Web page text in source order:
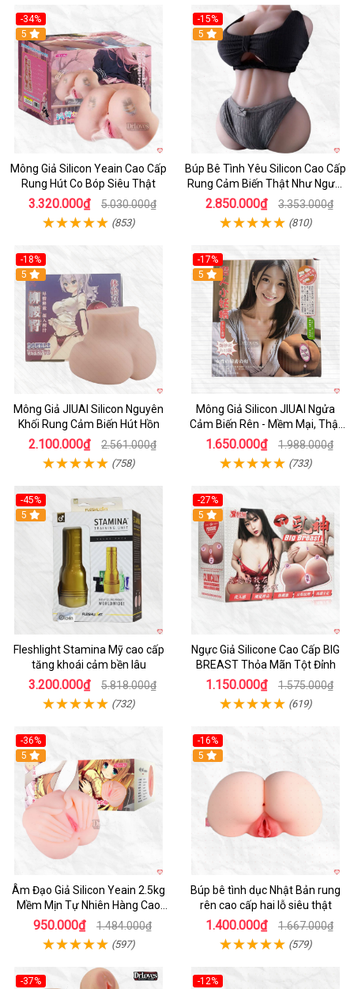
-34%
Hot
5
Mông Giả Silicon Yeain Cao Cấp
Rung Hút Co Bóp Siêu Thật
3.320.000₫ 5.030.000₫
(853)
-15%
5
Búp Bê Tình Yêu Silicon Cao Cấp
Rung Cảm Biến Thật Như Người
Mua
2.850.000₫ 3.353.000₫
(810)
-18%
5
Mông Giả JIUAI Silicon Nguyên
Khối Rung Cảm Biến Hút Hồn
2.100.000₫ 2.561.000₫
(758)
-17%
Hot
5
Mông Giả Silicon JIUAI Ngửa
Cảm Biến Rên - Mềm Mại, Thật
Như Thật
1.650.000₫ 1.988.000₫
(733)
-45%
Hot
5
Fleshlight Stamina Mỹ cao cấp
tăng khoái cảm bền lâu
3.200.000₫ 5.818.000₫
(732)
-27%
5
Ngực Giả Silicone Cao Cấp BIG
BREAST Thỏa Mãn Tột Đỉnh
1.150.000₫ 1.575.000₫
(619)
-36%
Hot
5
Âm Đạo Giả Silicon Yeain 2.5kg
Mềm Mịn Tự Nhiên Hàng Cao
Cấp
950.000₫ 1.484.000₫
(597)
-16%
Hot
5
Búp bê tình dục Nhật Bản rung
rên cao cấp hai lỗ siêu thật
1.400.000₫ 1.667.000₫
(579)
-37%
-12%